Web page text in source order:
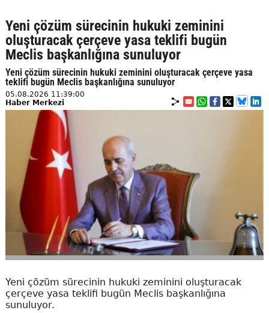
Yeni çözüm sürecinin hukuki zeminini
oluşturacak çerçeve yasa teklifi bugün
Meclis başkanlığına sunuluyor
Yeni çözüm sürecinin hukuki zeminini oluşturacak çerçeve yasa
teklifi bugün Meclis başkanlığına sunuluyor
05.08.2026 11:39:00
Haber Merkezi
Yeni çözüm sürecinin hukuki zeminini oluşturacak
çerçeve yasa teklifi bugün Meclis başkanlığına
sunuluyor.